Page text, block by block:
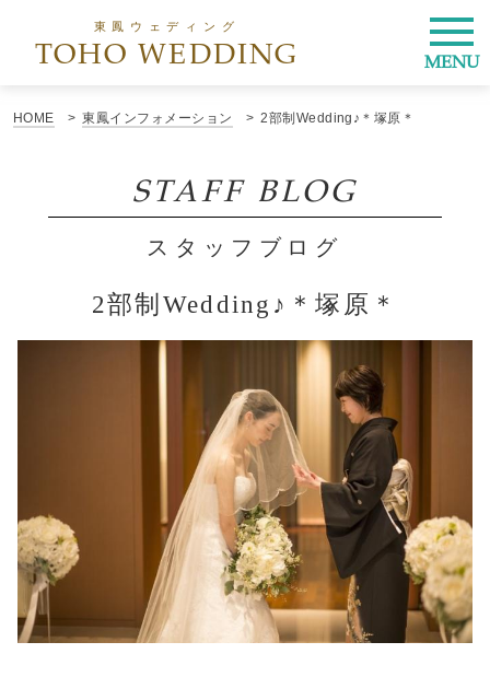
東鳳ウェディング
TOHO WEDDING MENU
HOME 東鳳インフォメーション 2部制Wedding♪＊塚原＊
STAFF BLOG
スタッフブログ
2部制Wedding♪＊塚原＊